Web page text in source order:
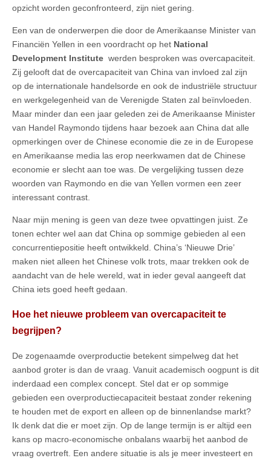
opzicht worden geconfronteerd, zijn niet gering.
Een van de onderwerpen die door de Amerikaanse Minister van
Financiën Yellen in een voordracht op het National
Development Institute werden besproken was overcapaciteit.
Zij gelooft dat de overcapaciteit van China van invloed zal zijn
op de internationale handelsorde en ook de industriële structuur
en werkgelegenheid van de Verenigde Staten zal beïnvloeden.
Maar minder dan een jaar geleden zei de Amerikaanse Minister
van Handel Raymondo tijdens haar bezoek aan China dat alle
opmerkingen over de Chinese economie die ze in de Europese
en Amerikaanse media las erop neerkwamen dat de Chinese
economie er slecht aan toe was. De vergelijking tussen deze
woorden van Raymondo en die van Yellen vormen een zeer
interessant contrast.
Naar mijn mening is geen van deze twee opvattingen juist. Ze
tonen echter wel aan dat China op sommige gebieden al een
concurrentiepositie heeft ontwikkeld. China’s ‘Nieuwe Drie’
maken niet alleen het Chinese volk trots, maar trekken ook de
aandacht van de hele wereld, wat in ieder geval aangeeft dat
China iets goed heeft gedaan.
Hoe het nieuwe probleem van overcapaciteit te
begrijpen?
De zogenaamde overproductie betekent simpelweg dat het
aanbod groter is dan de vraag. Vanuit academisch oogpunt is dit
inderdaad een complex concept. Stel dat er op sommige
gebieden een overproductiecapaciteit bestaat zonder rekening
te houden met de export en alleen op de binnenlandse markt?
Ik denk dat die er moet zijn. Op de lange termijn is er altijd een
kans op macro-economische onbalans waarbij het aanbod de
vraag overtreft. Een andere situatie is als je meer investeert en